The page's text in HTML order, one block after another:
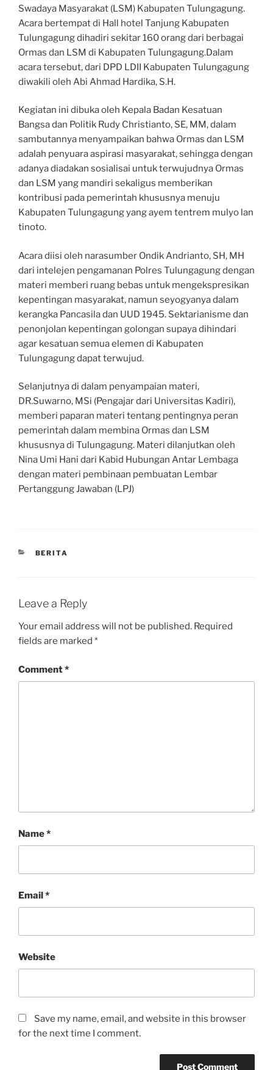
Swadaya Masyarakat (LSM) Kabupaten Tulungagung.
Acara bertempat di Hall hotel Tanjung Kabupaten
Tulungagung dihadiri sekitar 160 orang dari berbagai
Ormas dan LSM di Kabupaten Tulungagung.Dalam
acara tersebut, dari DPD LDII Kabupaten Tulungagung
diwakili oleh Abi Ahmad Hardika, S.H.
Kegiatan ini dibuka oleh Kepala Badan Kesatuan
Bangsa dan Politik Rudy Christianto, SE, MM, dalam
sambutannya menyampaikan bahwa Ormas dan LSM
adalah penyuara aspirasi masyarakat, sehingga dengan
adanya diadakan sosialisai untuk terwujudnya Ormas
dan LSM yang mandiri sekaligus memberikan
kontribusi pada pemerintah khususnya menuju
Kabupaten Tulungagung yang ayem tentrem mulyo lan
tinoto.
Acara diisi oleh narasumber Ondik Andrianto, SH, MH
dari intelejen pengamanan Polres Tulungagung dengan
materi memberi ruang bebas untuk mengekspresikan
kepentingan masyarakat, namun seyogyanya dalam
kerangka Pancasila dan UUD 1945. Sektarianisme dan
penonjolan kepentingan golongan supaya dihindari
agar kesatuan semua elemen di Kabupaten
Tulungagung dapat terwujud.
Selanjutnya di dalam penyampaian materi,
DR.Suwarno, MSi (Pengajar dari Universitas Kadiri),
memberi paparan materi tentang pentingnya peran
pemerintah dalam membina Ormas dan LSM
khususnya di Tulungagung. Materi dilanjutkan oleh
Nina Umi Hani dari Kabid Hubungan Antar Lembaga
dengan materi pembinaan pembuatan Lembar
Pertanggung Jawaban (LPJ)
CATEGORIES
BERITA
Leave a Reply
Your email address will not be published. Required
fields are marked *
Comment*
Name*
Email*
Website
Save my name, email, and website in this browser
for the next time I comment.